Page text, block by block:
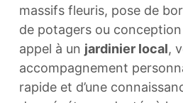
massifs fleuris, pose de
de potagers ou conception
appel à un jardinier local,
accompagnement
rapide et d’une